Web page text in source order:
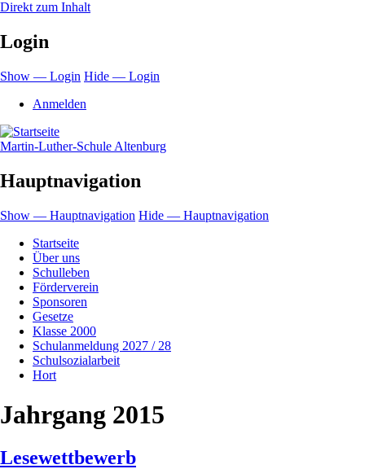
Direkt zum Inhalt
Login
Show — Login Hide — Login
Anmelden
Martin-Luther-Schule Altenburg
Hauptnavigation
Show — Hauptnavigation Hide — Hauptnavigation
Startseite
Über uns
Schulleben
Förderverein
Sponsoren
Gesetze
Klasse 2000
Schulanmeldung 2027 / 28
Schulsozialarbeit
Hort
Jahrgang 2015
Lesewettbewerb